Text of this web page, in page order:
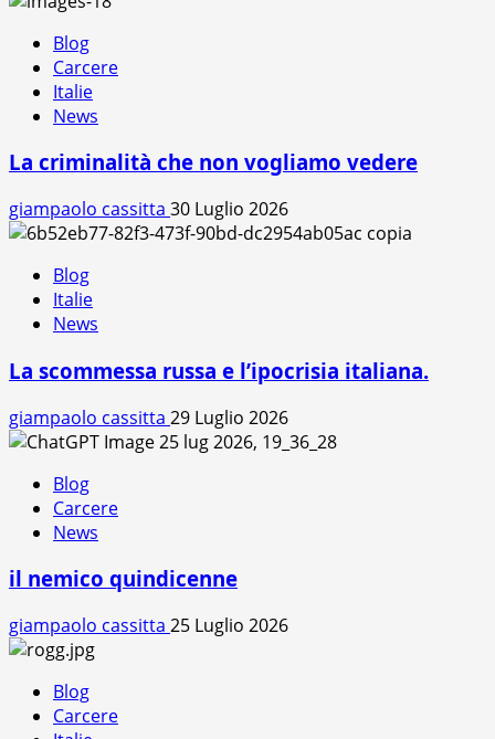
Blog
Carcere
Italie
News
La criminalità che non vogliamo vedere
giampaolo cassitta 30 Luglio 2026
Blog
Italie
News
La scommessa russa e l’ipocrisia italiana.
giampaolo cassitta 29 Luglio 2026
Blog
Carcere
News
il nemico quindicenne
giampaolo cassitta 25 Luglio 2026
Blog
Carcere